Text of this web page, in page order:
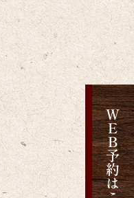
ＷＥＢ予約はこちら